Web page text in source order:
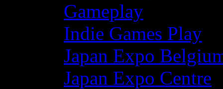
Gameplay
Indie Games Play
Japan Expo
Japan Expo Centre